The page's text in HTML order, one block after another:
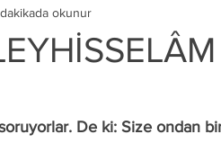
V Y
okunur
De ki: Size ondan